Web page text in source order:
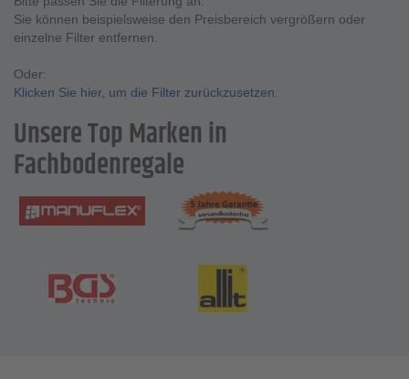
Sie können beispielsweise den Preisbereich vergrößern oder
einzelne Filter entfernen.
Oder:
Klicken Sie hier, um die Filter zurückzusetzen.
Unsere Top Marken in
Fachbodenregale